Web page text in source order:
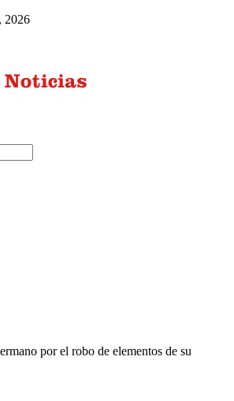
2026
Chaco
por el robo de elementos de su